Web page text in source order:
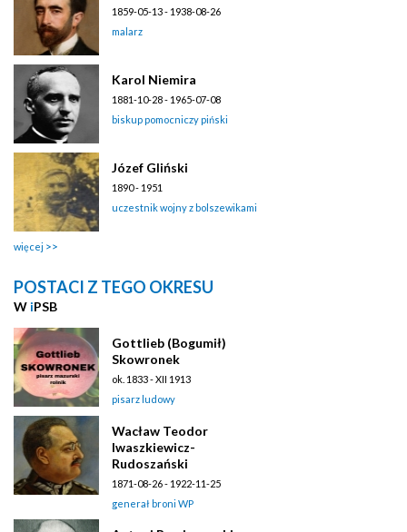
1859-05-13 - 1938-08-26
malarz
Karol Niemira
1881-10-28 - 1965-07-08
biskup pomocniczy piński
Józef Gliński
1890 - 1951
uczestnik wojny z bolszewikami
więcej
POSTACI Z TEGO OKRESU
W iPSB
Gottlieb (Bogumił)
Skowronek
ok. 1833 - XII 1913
pisarz ludowy
Wacław Teodor
Iwaszkiewicz-
Rudoszański
1871-08-26 - 1922-11-25
generał broni WP